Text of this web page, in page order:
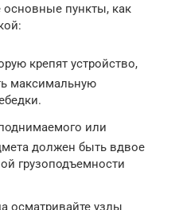
пункты, как
крепят устройство,
максимальную
или
должен быть вдвое
грузоподъемности
осматривайте узлы